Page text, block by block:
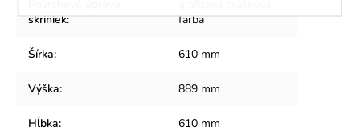
skriniek:
farba
Šírka: 610 mm
Výška: 889 mm
Hĺbka: 610 mm